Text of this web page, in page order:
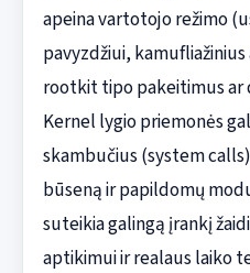
apeina vartotojo režimo
pavyzdžiui,
rootkit tipo pakeitimus ar
Kernel lygio priemonės
skambučius (system
būseną ir papildomų
suteikia galingą įrankį
aptikimui ir realaus laiko